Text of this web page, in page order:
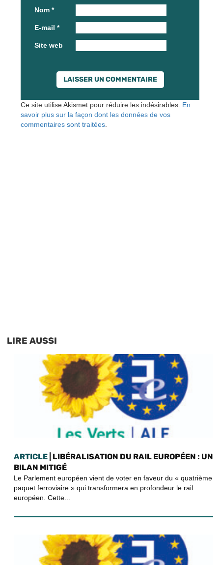
Nom *
E-mail *
Site web
Ce site utilise Akismet pour réduire les indésirables. En
savoir plus sur la façon dont les données de vos
commentaires sont traitées.
LIRE AUSSI
ARTICLE | LIBÉRALISATION DU RAIL EUROPÉEN : UN
BILAN MITIGÉ
Le Parlement européen vient de voter en faveur du « quatrième
paquet ferroviaire » qui transformera en profondeur le rail
européen. Cette...